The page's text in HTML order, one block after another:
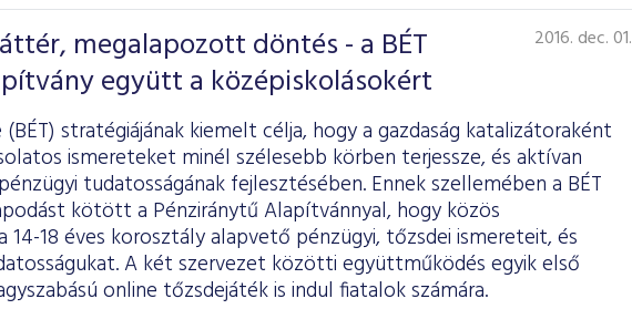
megalapozott döntés - a BÉT
együtt a középiskolásokért
2016. dec. 01.
stratégiájának kiemelt célja, hogy a gazdaság katalizátoraként
ismereteket minél szélesebb körben terjessze, és aktívan
tudatosságának fejlesztésében. Ennek szellemében a BÉT
kötött a Pénziránytű Alapítvánnyal, hogy közös
14-18 éves korosztály alapvető pénzügyi, tőzsdei ismereteit, és
A két szervezet közötti együttműködés egyik első
online tőzsdejáték is indul fiatalok számára.